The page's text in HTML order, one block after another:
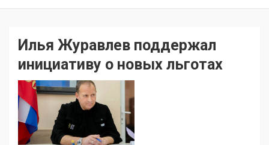
Илья Журавлев поддержал
инициативу о новых льготах